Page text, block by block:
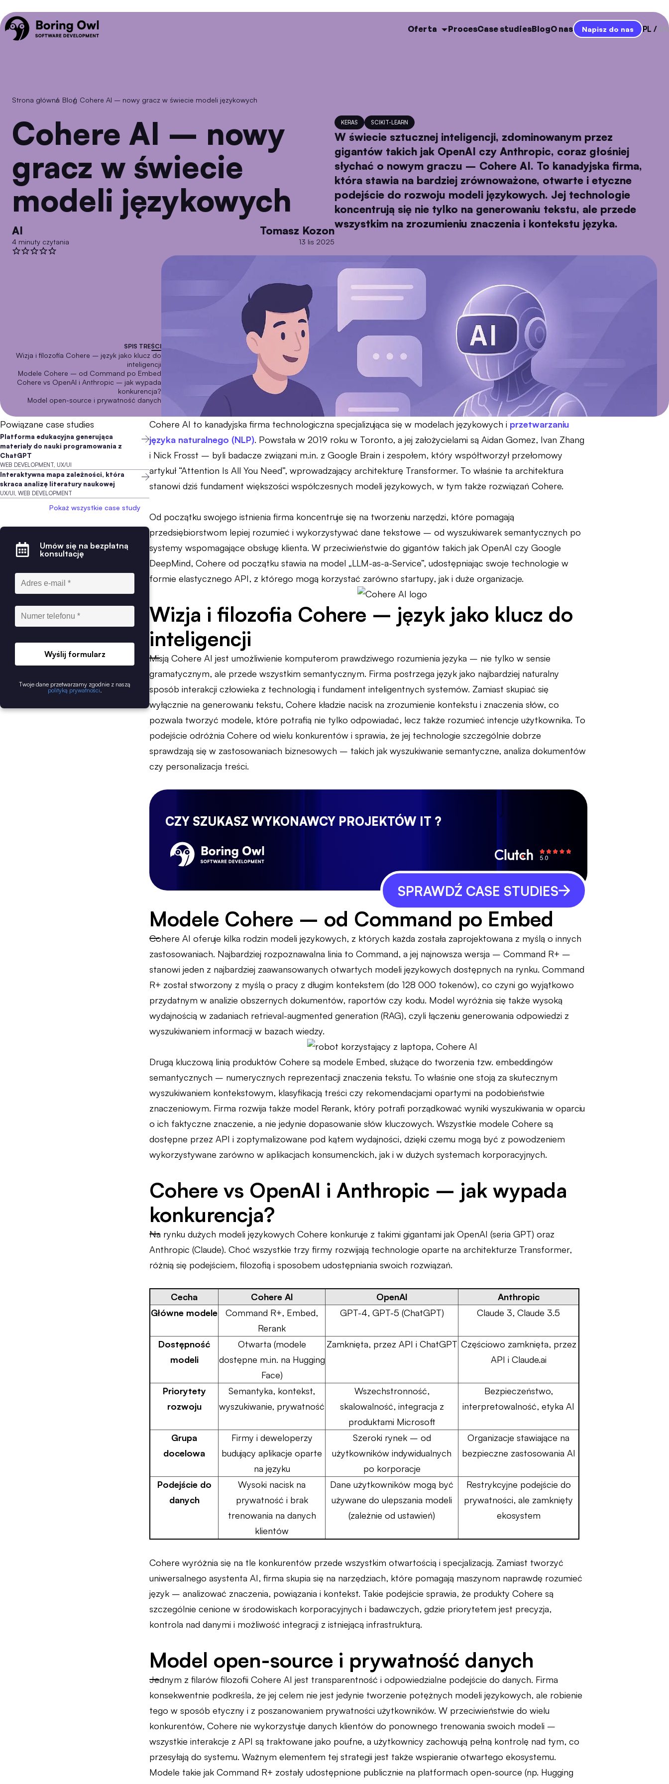
Oferta ProcesCase studiesBlogO nas Napisz do nas PL EN
Strona główna
/ Blog
/ Cohere AI – nowy gracz w świecie modeli językowych
Cohere AI – nowy
gracz w świecie
modeli językowych
AI
4 minuty czytania
Tomasz Kozon
13 lis 2025
KERAS SCIKIT-LEARN
W świecie sztucznej inteligencji, zdominowanym przez
gigantów takich jak OpenAI czy Anthropic, coraz głośniej
słychać o nowym graczu – Cohere AI. To kanadyjska firma,
która stawia na bardziej zrównoważone, otwarte i etyczne
podejście do rozwoju modeli językowych. Jej technologie
koncentrują się nie tylko na generowaniu tekstu, ale przede
wszystkim na zrozumieniu znaczenia i kontekstu języka.
SPIS TREŚCI
Wizja i filozofia Cohere – język jako klucz do
inteligencji
Modele Cohere – od Command po Embed
Cohere vs OpenAI i Anthropic – jak wypada
konkurencja?
Model open-source i prywatność danych
Powiązane case studies
Platforma edukacyjna generująca
materiały do nauki programowania z
ChatGPT
WEB DEVELOPMENT, UX/UI
Interaktywna mapa zależności, która
skraca analizę literatury naukowej
UX/UI, WEB DEVELOPMENT
Pokaż wszystkie case study
Umów się na bezpłatną
konsultację
Wyślij formularz
Twoje dane przetwarzamy zgodnie z naszą
polityką prywatności
Cohere AI to kanadyjska firma technologiczna specjalizująca się w modelach językowych i przetwarzaniu
języka naturalnego (NLP). Powstała w 2019 roku w Toronto, a jej założycielami są Aidan Gomez, Ivan Zhang
i Nick Frosst – byli badacze związani m.in. z Google Brain i zespołem, który współtworzył przełomowy
artykuł “Attention Is All You Need”, wprowadzający architekturę Transformer. To właśnie ta architektura
stanowi dziś fundament większości współczesnych modeli językowych, w tym także rozwiązań Cohere.
Od początku swojego istnienia firma koncentruje się na tworzeniu narzędzi, które pomagają
przedsiębiorstwom lepiej rozumieć i wykorzystywać dane tekstowe – od wyszukiwarek semantycznych po
systemy wspomagające obsługę klienta. W przeciwieństwie do gigantów takich jak OpenAI czy Google
DeepMind, Cohere od początku stawia na model „LLM-as-a-Service”, udostępniając swoje technologie w
formie elastycznego API, z którego mogą korzystać zarówno startupy, jak i duże organizacje.
Wizja i filozofia Cohere – język jako klucz do
inteligencji
Misją Cohere AI jest umożliwienie komputerom prawdziwego rozumienia języka – nie tylko w sensie
gramatycznym, ale przede wszystkim semantycznym. Firma postrzega język jako najbardziej naturalny
sposób interakcji człowieka z technologią i fundament inteligentnych systemów. Zamiast skupiać się
wyłącznie na generowaniu tekstu, Cohere kładzie nacisk na zrozumienie kontekstu i znaczenia słów, co
pozwala tworzyć modele, które potrafią nie tylko odpowiadać, lecz także rozumieć intencje użytkownika. To
podejście odróżnia Cohere od wielu konkurentów i sprawia, że jej technologie szczególnie dobrze
sprawdzają się w zastosowaniach biznesowych – takich jak wyszukiwanie semantyczne, analiza dokumentów
czy personalizacja treści.
CZY SZUKASZ WYKONAWCY PROJEKTÓW IT ?
SPRAWDŹ CASE STUDIES
Modele Cohere – od Command po Embed
Cohere AI oferuje kilka rodzin modeli językowych, z których każda została zaprojektowana z myślą o innych
zastosowaniach. Najbardziej rozpoznawalna linia to Command, a jej najnowsza wersja – Command R+ –
stanowi jeden z najbardziej zaawansowanych otwartych modeli językowych dostępnych na rynku. Command
R+ został stworzony z myślą o pracy z długim kontekstem (do 128 000 tokenów), co czyni go wyjątkowo
przydatnym w analizie obszernych dokumentów, raportów czy kodu. Model wyróżnia się także wysoką
wydajnością w zadaniach retrieval-augmented generation (RAG), czyli łączeniu generowania odpowiedzi z
wyszukiwaniem informacji w bazach wiedzy.
Drugą kluczową linią produktów Cohere są modele Embed, służące do tworzenia tzw. embeddingów
semantycznych – numerycznych reprezentacji znaczenia tekstu. To właśnie one stoją za skutecznym
wyszukiwaniem kontekstowym, klasyfikacją treści czy rekomendacjami opartymi na podobieństwie
znaczeniowym. Firma rozwija także model Rerank, który potrafi porządkować wyniki wyszukiwania w oparciu
o ich faktyczne znaczenie, a nie jedynie dopasowanie słów kluczowych. Wszystkie modele Cohere są
dostępne przez API i zoptymalizowane pod kątem wydajności, dzięki czemu mogą być z powodzeniem
wykorzystywane zarówno w aplikacjach konsumenckich, jak i w dużych systemach korporacyjnych.
Cohere vs OpenAI i Anthropic – jak wypada
konkurencja?
Na rynku dużych modeli językowych Cohere konkuruje z takimi gigantami jak OpenAI (seria GPT) oraz
Anthropic (Claude). Choć wszystkie trzy firmy rozwijają technologie oparte na architekturze Transformer,
różnią się podejściem, filozofią i sposobem udostępniania swoich rozwiązań.
Cecha Cohere AI OpenAI
Anthropic
Główne modele
Command R+, Embed,
Rerank
GPT-4, GPT-5 (ChatGPT) Claude 3, Claude 3.5
Dostępność
modeli
Otwarta (modele
dostępne m.in. na Hugging
Face)
Zamknięta, przez API i ChatGPT Częściowo zamknięta, przez
API i Claude.ai
Priorytety
rozwoju
Semantyka, kontekst,
wyszukiwanie, prywatność
Wszechstronność,
skalowalność, integracja z
produktami Microsoft
Bezpieczeństwo,
interpretowalność, etyka AI
Grupa
docelowa
Firmy i deweloperzy
budujący aplikacje oparte
na języku
Szeroki rynek – od
użytkowników indywidualnych
po korporacje
Organizacje stawiające na
bezpieczne zastosowania AI
Podejście do
danych
Wysoki nacisk na
prywatność i brak
trenowania na danych
klientów
Dane użytkowników mogą być
używane do ulepszania modeli
(zależnie od ustawień)
Restrykcyjne podejście do
prywatności, ale zamknięty
ekosystem
Cohere wyróżnia się na tle konkurentów przede wszystkim otwartością i specjalizacją. Zamiast tworzyć
uniwersalnego asystenta AI, firma skupia się na narzędziach, które pomagają maszynom naprawdę rozumieć
język – analizować znaczenia, powiązania i kontekst. Takie podejście sprawia, że produkty Cohere są
szczególnie cenione w środowiskach korporacyjnych i badawczych, gdzie priorytetem jest precyzja,
kontrola nad danymi i możliwość integracji z istniejącą infrastrukturą.
Model open-source i prywatność danych
Jednym z filarów filozofii Cohere AI jest transparentność i odpowiedzialne podejście do danych. Firma
konsekwentnie podkreśla, że jej celem nie jest jedynie tworzenie potężnych modeli językowych, ale robienie
tego w sposób etyczny i z poszanowaniem prywatności użytkowników. W przeciwieństwie do wielu
konkurentów, Cohere nie wykorzystuje danych klientów do ponownego trenowania swoich modeli –
wszystkie interakcje z API są traktowane jako poufne, a użytkownicy zachowują pełną kontrolę nad tym, co
przesyłają do systemu. Ważnym elementem tej strategii jest także wspieranie otwartego ekosystemu.
Modele takie jak Command R+ zostały udostępnione publicznie na platformach open-source (np. Hugging